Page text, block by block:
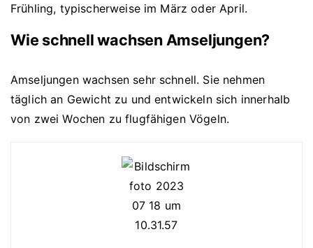
Frühling, typischerweise im März oder April.
Wie schnell wachsen Amseljungen?
Amseljungen wachsen sehr schnell. Sie nehmen
täglich an Gewicht zu und entwickeln sich innerhalb
von zwei Wochen zu flugfähigen Vögeln.